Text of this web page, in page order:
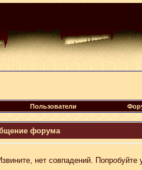
Пользователи
форума
нет совпадений.